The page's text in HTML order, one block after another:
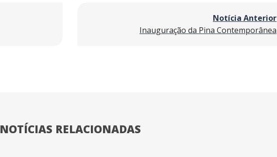
Notícia Anterior
Inauguração da Pina Contemporânea
NOTÍCIAS RELACIONADAS